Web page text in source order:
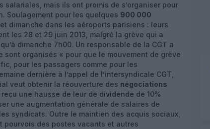
salariales, mais ils ont promis de s’organiser pour
Soulagement pour les quelques 900 000
dimanche dans les aéroports parisiens : leurs
les 28 et 29 juin 2013, malgré la grève qui a
dimanche 7h00. Un responsable de la CGT a
organisés « pour que le mouvement de grève
pour les passagers comme pour les
dernière à l’appel de l’intersyndicale CGT,
veut obtenir la réouverture des négociations
une hausse de leur de dividende de 10%
une augmentation générale de salaires de
syndicats. Outre le maintien des acquis sociaux,
pourvois des postes vacants et autres